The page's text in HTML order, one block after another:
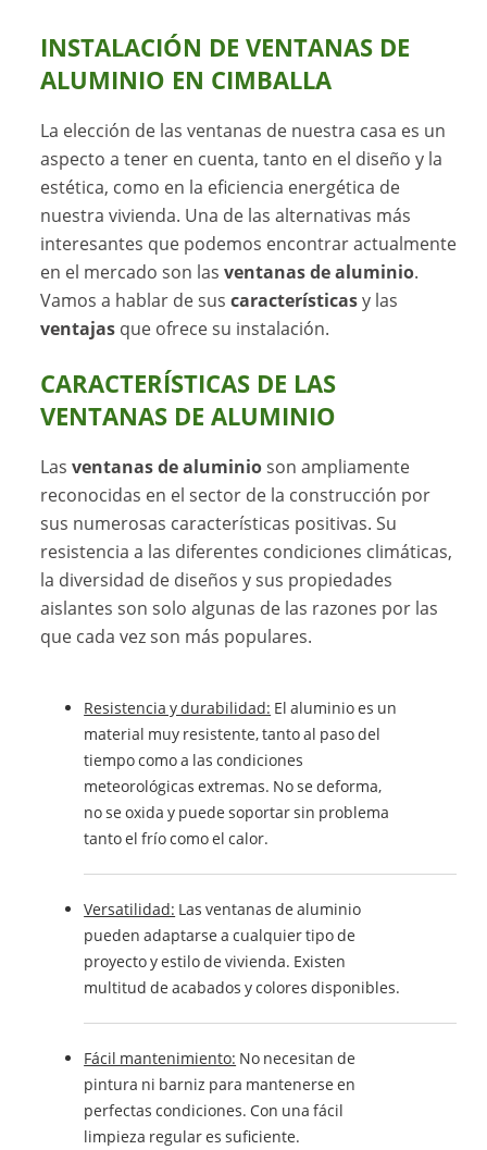
INSTALACIÓN DE VENTANAS DE
ALUMINIO EN CIMBALLA
La elección de las ventanas de nuestra casa es un
aspecto a tener en cuenta, tanto en el diseño y la
estética, como en la eficiencia energética de
nuestra vivienda. Una de las alternativas más
interesantes que podemos encontrar actualmente
en el mercado son lasventanas de aluminio.
Vamos a hablar de suscaracterísticasy las
ventajas que ofrece su instalación.
CARACTERÍSTICAS DE LAS
VENTANAS DE ALUMINIO
Lasventanas de aluminioson ampliamente
reconocidas en el sector de la construcción por
sus numerosas características positivas. Su
resistencia a las diferentes condiciones climáticas,
la diversidad de diseños y sus propiedades
aislantes son solo algunas de las razones por las
que cada vez son más populares.
Resistencia y durabilidad: El aluminio es un
material muy resistente, tanto al paso del
tiempo como a las condiciones
meteorológicas extremas. No se deforma,
no se oxida y puede soportar sin problema
tanto el frío como el calor.
Versatilidad: Las ventanas de aluminio
pueden adaptarse a cualquier tipo de
proyecto y estilo de vivienda. Existen
multitud de acabados y colores disponibles.
Fácil mantenimiento: No necesitan de
pintura ni barniz para mantenerse en
perfectas condiciones. Con una fácil
limpieza regular es suficiente.